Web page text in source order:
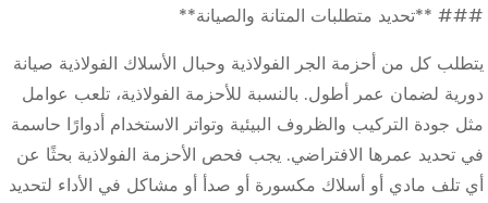
### **تحديد متطلبات المتانة والصيانة**
يتطلب كل من أحزمة الجر الفولاذية وحبال الأسلاك الفولاذية صيانة
دورية لضمان عمر أطول. بالنسبة للأحزمة الفولاذية، تلعب عوامل
مثل جودة التركيب والظروف البيئية وتواتر الاستخدام أدوارًا حاسمة
في تحديد عمرها الافتراضي. يجب فحص الأحزمة الفولاذية بحثًا عن
أي تلف مادي أو أسلاك مكسورة أو صدأ أو مشاكل في الأداء لتحديد